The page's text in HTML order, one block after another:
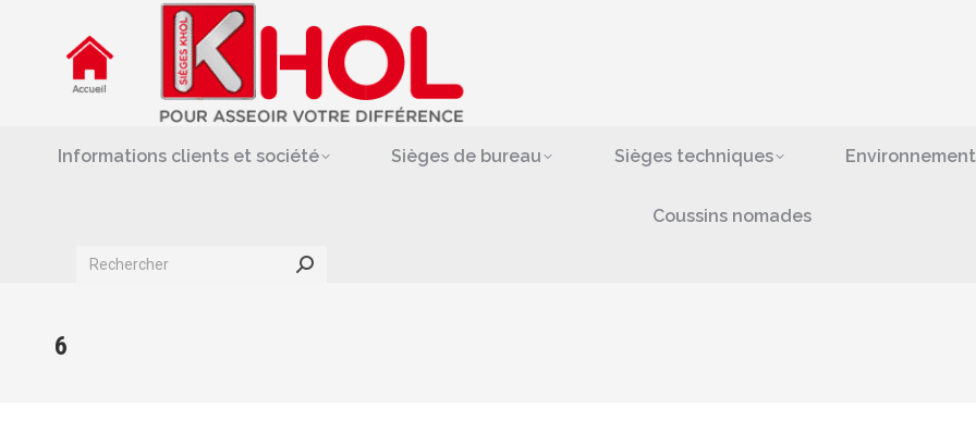
Informations clients et société Sièges de bureau Sièges techniques
Coussins nomades
Search:
6
Informations clients et société
Repose-jambes & support-bras